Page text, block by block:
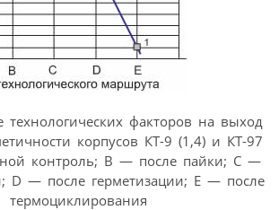
факторов на выход
корпусов КТ-9 (1,4) и КТ-97
контроль; B — после пайки; C —
D — после герметизации; Е — после
термоциклирования